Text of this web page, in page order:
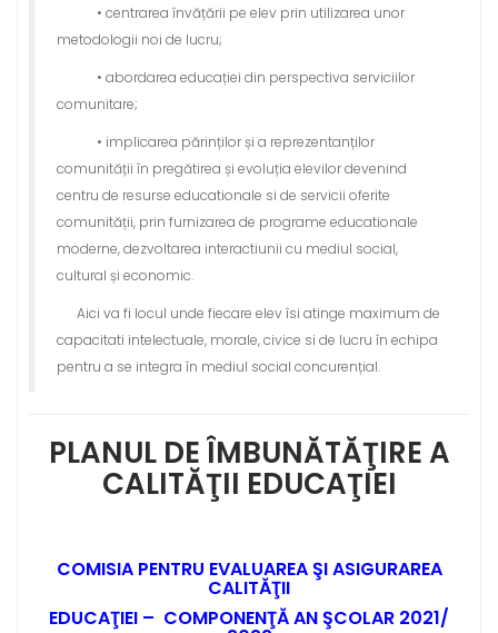
• centrarea învățării pe elev prin utilizarea unor
metodologii noi de lucru;
• abordarea educației din perspectiva serviciilor
comunitare;
• implicarea părinților și a reprezentanților
comunității în pregătirea și evoluția elevilor devenind
centru de resurse educationale si de servicii oferite
comunității, prin furnizarea de programe educationale
moderne, dezvoltarea interactiunii cu mediul social,
cultural și economic.
Aici va fi locul unde fiecare elev îsi atinge maximum de
capacitati intelectuale, morale, civice si de lucru în echipa
pentru a se integra în mediul social concurențial.
PLANUL DE ÎMBUNĂTĂŢIRE A
CALITĂŢII EDUCAŢIEI
COMISIA PENTRU EVALUAREA ŞI ASIGURAREA
CALITĂŢII
EDUCAŢIEI – COMPONENŢĂ AN ŞCOLAR 2021/